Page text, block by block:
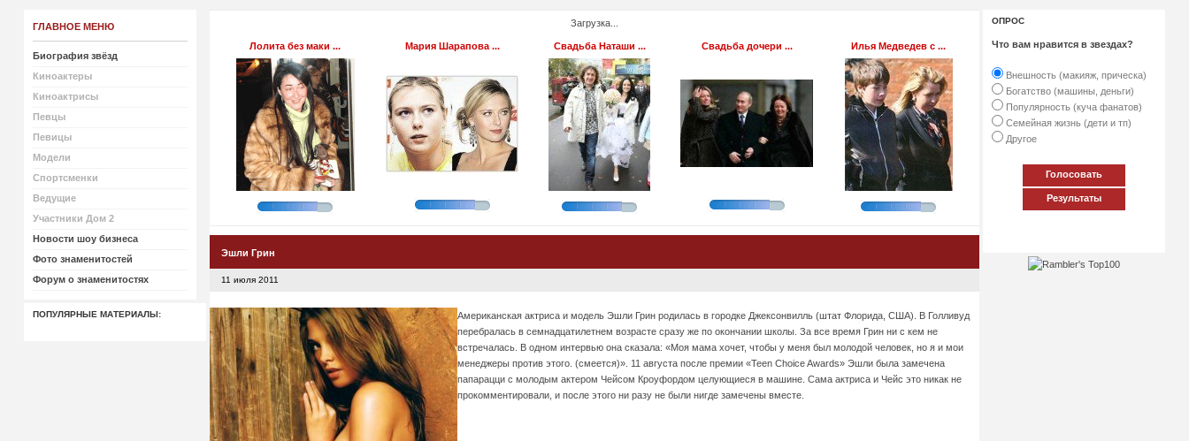
ГЛАВНОЕ МЕНЮ
Биография звёзд
Киноактеры
Киноактрисы
Певцы
Певицы
Модели
Спортсменки
Ведущие
Участники Дом 2
Новости шоу бизнеса
Фото знаменитостей
Форум о знаменитостях
ПОПУЛЯРНЫЕ МАТЕРИАЛЫ:
Загрузка...
Лолита без маки ... Мария Шарапова ... Свадьба Наташи ... Свадьба дочери ... Илья Медведев с ...
Эшли Грин
11 июля 2011
Американская актриса и модель Эшли Грин родилась в городке Джексонвилль (штат Флорида, США). В Голливуд
перебралась в семнадцатилетнем возрасте сразу же по окончании школы. За все время Грин ни с кем не
встречалась. В одном интервью она сказала: «Моя мама хочет, чтобы у меня был молодой человек, но я и мои
менеджеры против этого. (смеется)». 11 августа после премии «Teen Choice Awards» Эшли была замечена
папарацци с молодым актером Чейсом Кроуфордом целующиеся в машине. Сама актриса и Чейс это никак не
прокомментировали, и после этого ни разу не были нигде замечены вместе.
ОПРОС
Что вам нравится в звездах?
Внешность (макияж, прическа)
Богатство (машины, деньги)
Популярность (куча фанатов)
Семейная жизнь (дети и тп)
Другое
Голосовать
Результаты